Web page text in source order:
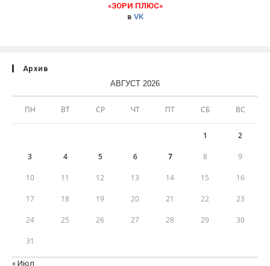
«ЗОРИ ПЛЮС»
в VK
Архив
АВГУСТ 2026
ПН ВТ СР ЧТ ПТ СБ ВС
1 2
3 4 5 6 7 8 9
10 11 12 13 14 15 16
17 18 19 20 21 22 23
24 25 26 27 28 29 30
31
« Июл